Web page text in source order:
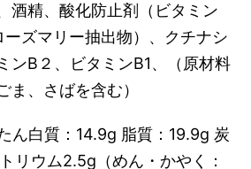
酒精、酸化防止剤（ビタミン
ズマリー抽出物）、クチナシ
ンB２、ビタミンB1、（原材料
ま、さばを含む）
白質：14.9g 脂質：19.9g 炭
リウム2.5g（めん・かやく：